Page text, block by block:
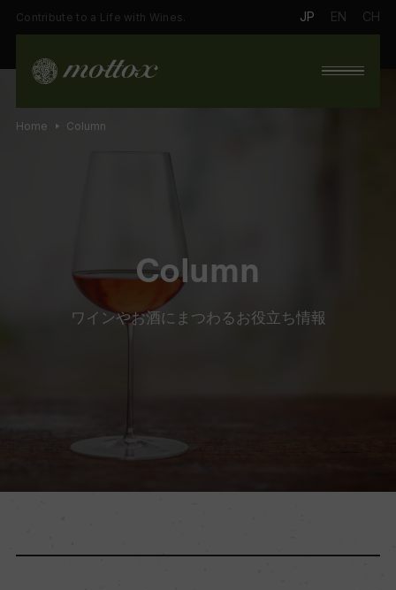
Contribute to a Life with Wines. JP EN CH
Column
ワインやお酒にまつわるお役立ち情報
Home Column